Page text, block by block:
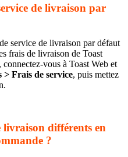
de livraison par
service de livraison par défaut
frais de livraison de Toast
vous à Toast Web et
> Frais de service, puis mettez
livraison différents en
?